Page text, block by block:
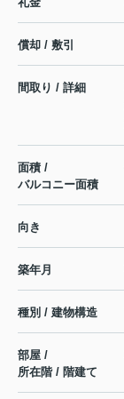
償却 / 敷引
間取り / 詳細
面積 /
バルコニー面積
向き
築年月
種別 / 建物構造
部屋 /
所在階 / 階建て